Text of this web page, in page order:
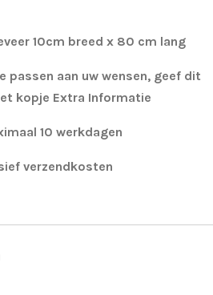
10cm breed x 80 cm lang
passen aan uw wensen, geef dit
kopje Extra Informatie
10 werkdagen
verzendkosten